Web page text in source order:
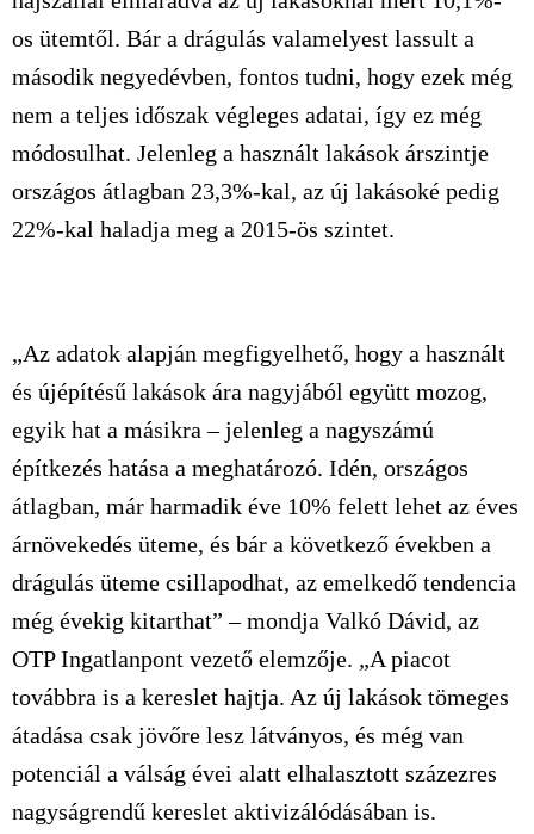
os ütemtől. Bár a drágulás valamelyest lassult a
második negyedévben, fontos tudni, hogy ezek még
nem a teljes időszak végleges adatai, így ez még
módosulhat. Jelenleg a használt lakások árszintje
országos átlagban 23,3%-kal, az új lakásoké pedig
22%-kal haladja meg a 2015-ös szintet.
„Az adatok alapján megfigyelhető, hogy a használt
és újépítésű lakások ára nagyjából együtt mozog,
egyik hat a másikra – jelenleg a nagyszámú
építkezés hatása a meghatározó. Idén, országos
átlagban, már harmadik éve 10% felett lehet az éves
árnövekedés üteme, és bár a következő években a
drágulás üteme csillapodhat, az emelkedő tendencia
még évekig kitarthat” – mondja Valkó Dávid, az
OTP Ingatlanpont vezető elemzője. „A piacot
továbbra is a kereslet hajtja. Az új lakások tömeges
átadása csak jövőre lesz látványos, és még van
potenciál a válság évei alatt elhalasztott százezres
nagyságrendű kereslet aktivizálódásában is.